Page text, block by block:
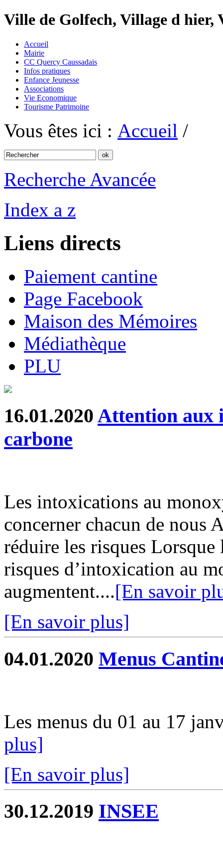
Ville de Golfech, Village d
Accueil
Mairie
CC Quercy Caussadais
Infos pratiques
Enfance Jeunesse
Associations
Vie Economique
Tourisme Patrimoine
Vous êtes ici : Accueil /
Recherche Avancée
Index a z
Liens directs
Paiement cantine
Page Facebook
Maison des Mémoires
Médiathèque
PLU
16.01.2020 Attention aux
carbone
Les intoxications au
concerner chacun de nous
réduire les risques Lorsque
risques d’intoxication au
augmentent....[En savoir
[En savoir plus]
04.01.2020 Menus
Les menus du 01 au 17
plus]
[En savoir plus]
30.12.2019 INSEE